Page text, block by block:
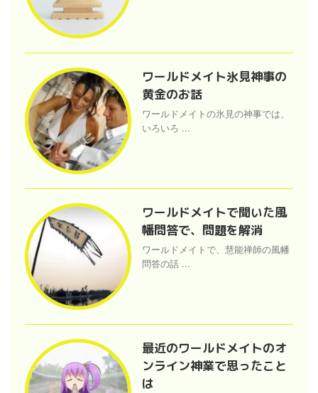
ワールドメイト氷見神事の
黄金のお話
ワールドメイトの氷見の神事では、
いろいろ ...
ワールドメイトで聞いた風
幡問答で、問題を解消
ワールドメイトで、慧能禅師の風幡
問答の話 ...
最近のワールドメイトのオ
ンライン神業で思ったこと
は